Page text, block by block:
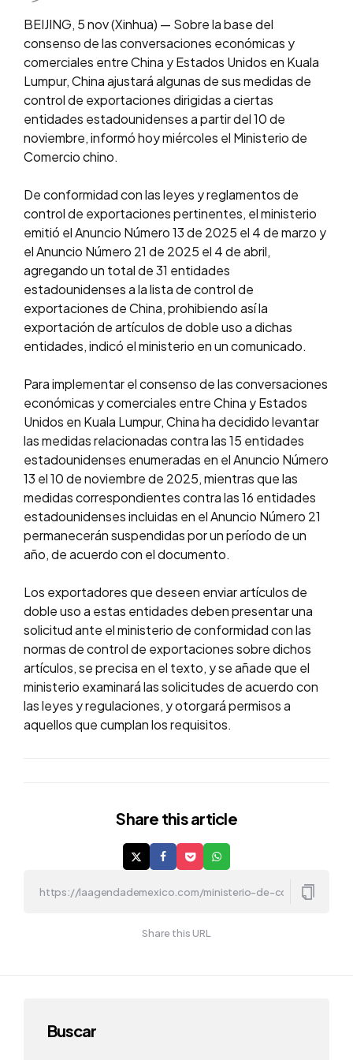
BEIJING, 5 nov (Xinhua) — Sobre la base del
consenso de las conversaciones económicas y
comerciales entre China y Estados Unidos en Kuala
Lumpur, China ajustará algunas de sus medidas de
control de exportaciones dirigidas a ciertas
entidades estadounidenses a partir del 10 de
noviembre, informó hoy miércoles el Ministerio de
Comercio chino.
De conformidad con las leyes y reglamentos de
control de exportaciones pertinentes, el ministerio
emitió el Anuncio Número 13 de 2025 el 4 de marzo y
el Anuncio Número 21 de 2025 el 4 de abril,
agregando un total de 31 entidades
estadounidenses a la lista de control de
exportaciones de China, prohibiendo así la
exportación de artículos de doble uso a dichas
entidades, indicó el ministerio en un comunicado.
Para implementar el consenso de las conversaciones
económicas y comerciales entre China y Estados
Unidos en Kuala Lumpur, China ha decidido levantar
las medidas relacionadas contra las 15 entidades
estadounidenses enumeradas en el Anuncio Número
13 el 10 de noviembre de 2025, mientras que las
medidas correspondientes contra las 16 entidades
estadounidenses incluidas en el Anuncio Número 21
permanecerán suspendidas por un período de un
año, de acuerdo con el documento.
Los exportadores que deseen enviar artículos de
doble uso a estas entidades deben presentar una
solicitud ante el ministerio de conformidad con las
normas de control de exportaciones sobre dichos
artículos, se precisa en el texto, y se añade que el
ministerio examinará las solicitudes de acuerdo con
las leyes y regulaciones, y otorgará permisos a
aquellos que cumplan los requisitos.
Share this article
Share this URL
Buscar